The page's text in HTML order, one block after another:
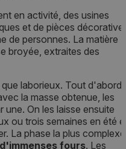
en activité, des usines
et de pièces
de personnes. La matière
broyée, extraites des
laborieux. Tout d'abord,
la masse obtenue, les
On les laisse ensuite
ou trois semaines en été
La phase la plus complexe
fours. Les